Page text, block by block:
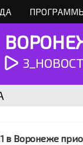
в Воронеже